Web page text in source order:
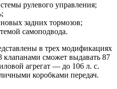
рулевого управления;
задних тормозов;
самоподвода.
в трех модификациях
клапанами сможет выдавать 87
агрегат — до 106 л. с.
коробками передач.